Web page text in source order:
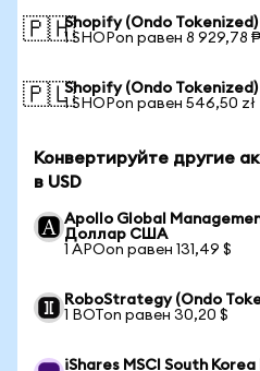
🇵🇭Shopify (Ondo
1 SHOPon равен 8 929,78 ₱
🇵🇱Shopify (Ondo
1 SHOPon равен 546,50 zł
Конвертируйте другие
в USD
Apollo Global
Доллар США
1 APOon равен 131,49 $
RoboStrategy (Ondo
1 BOTon равен 30,20 $
iShares MSCI South